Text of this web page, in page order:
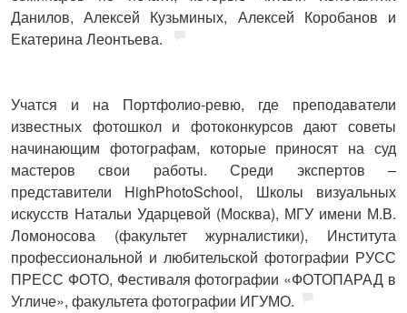
Данилов, Алексей Кузьминых, Алексей Коробанов и
Екатерина Леонтьева.
Учатся и на Портфолио-ревю, где преподаватели
известных фотошкол и фотоконкурсов дают советы
начинающим фотографам, которые приносят на суд
мастеров свои работы. Среди экспертов –
представители HighPhotoSchool, Школы визуальных
искусств Натальи Ударцевой (Москва), МГУ имени М.В.
Ломоносова (факультет журналистики), Института
профессиональной и любительской фотографии РУСС
ПРЕСС ФОТО, Фестиваля фотографии «ФОТОПАРАД в
Угличе», факультета фотографии ИГУМО.